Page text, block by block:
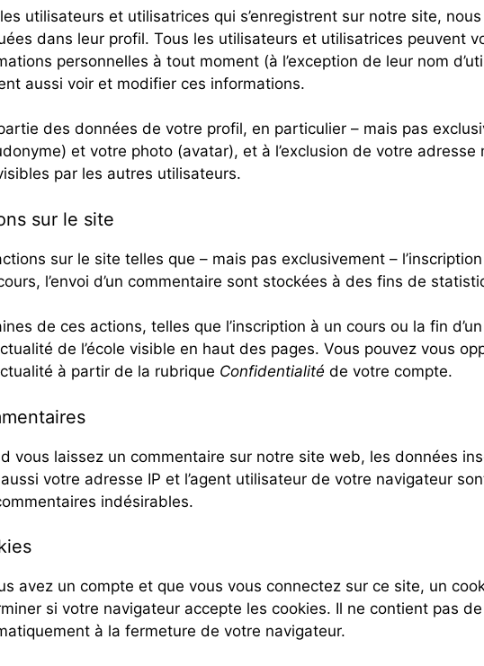
utilisateurs et utilisatrices qui s’enregistrent sur notre site,
dans leur profil. Tous les utilisateurs et utilisatrices peuvent
personnelles à tout moment (à l’exception de leur nom
aussi voir et modifier ces informations.
des données de votre profil, en particulier – mais pas
et votre photo (avatar), et à l’exclusion de votre
par les autres utilisateurs.
sur le site
sur le site telles que – mais pas exclusivement –
l’envoi d’un commentaire sont stockées à des fins de
de ces actions, telles que l’inscription à un cours ou la fin
de l’école visible en haut des pages. Vous pouvez vous
à partir de la rubrique Confidentialité de votre compte.
vous laissez un commentaire sur notre site web, les données
votre adresse IP et l’agent utilisateur de votre navigateur
indésirables.
avez un compte et que vous vous connectez sur ce site, un
si votre navigateur accepte les cookies. Il ne contient pas
à la fermeture de votre navigateur.